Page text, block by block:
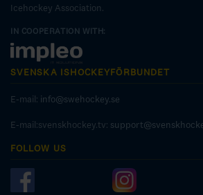
Icehockey Association.
IN COOPERATION WITH:
SVENSKA ISHOCKEYFÖRBUNDET
E-mail: info@swehockey.se
E-mail:svenskhockey.tv:
FOLLOW US